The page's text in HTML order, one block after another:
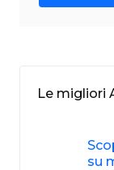
Le migliori
su